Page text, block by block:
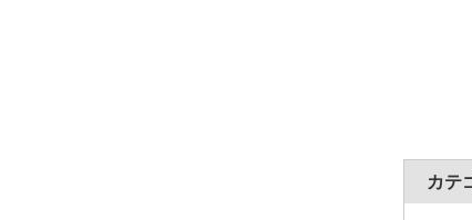
カテ